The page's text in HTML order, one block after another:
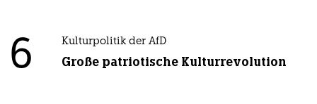
6 Kulturpolitik der AfD
Große patriotische Kulturrevolution